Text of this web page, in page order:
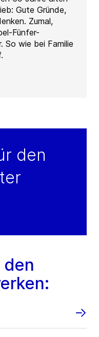
Gute Gründe,
Zumal,
Fünfer-
So wie bei Familie
den
den